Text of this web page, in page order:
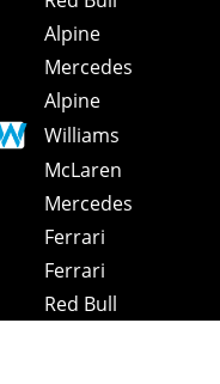
Alpine
Mercedes
Alpine
Williams
McLaren
Mercedes
Ferrari
Ferrari
Red Bull